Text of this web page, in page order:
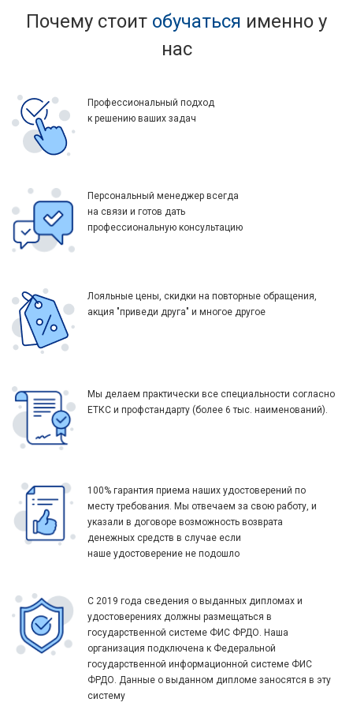
Почему стоит обучаться именно у
нас
Профессиональный подход
к решению ваших задач
Персональный менеджер всегда
на связи и готов дать
профессиональную консультацию
Лояльные цены, скидки на повторные обращения,
акция "приведи друга" и многое другое
Мы делаем практически все специальности согласно
ЕТКС и профстандарту (более 6 тыс. наименований).
100% гарантия приема наших удостоверений по
месту требования. Мы отвечаем за свою работу, и
указали в договоре возможность возврата
денежных средств в случае если
наше удостоверение не подошло
С 2019 года сведения о выданных дипломах и
удостоверениях должны размещаться в
государственной системе ФИС ФРДО. Наша
организация подключена к Федеральной
государственной информационной системе ФИС
ФРДО. Данные о выданном дипломе заносятся в эту
систему